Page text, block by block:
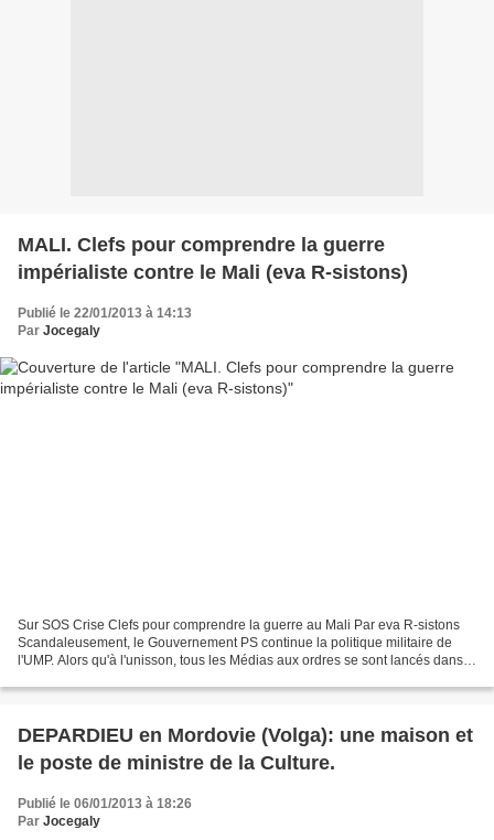
MALI. Clefs pour comprendre la guerre
impérialiste contre le Mali (eva R-sistons)
Publié le 22/01/2013 à 14:13
Par Jocegaly
Sur SOS Crise Clefs pour comprendre la guerre au Mali Par eva R-sistons
Scandaleusement, le Gouvernement PS continue la politique militaire de
l'UMP. Alors qu'à l'unisson, tous les Médias aux ordres se sont lancés dans
DEPARDIEU en Mordovie (Volga): une maison et
le poste de ministre de la Culture.
Publié le 06/01/2013 à 18:26
Par Jocegaly